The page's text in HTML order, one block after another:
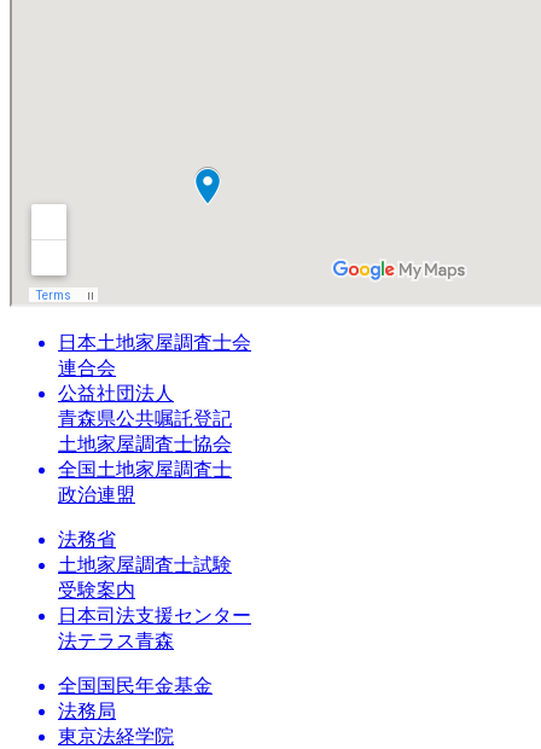
日本土地家屋調査士会
連合会
公益社団法人
青森県公共嘱託登記
土地家屋調査士協会
全国土地家屋調査士
政治連盟
法務省
土地家屋調査士試験
受験案内
日本司法支援センター
法テラス青森
全国国民年金基金
法務局
東京法経学院